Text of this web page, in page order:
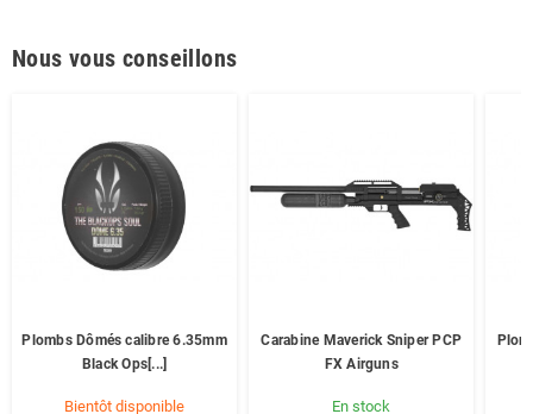
Nous vous conseillons
Plombs Dômés calibre 6.35mm
Black Ops[...]
Bientôt disponible
Carabine Maverick Sniper PCP
FX Airguns
En stock